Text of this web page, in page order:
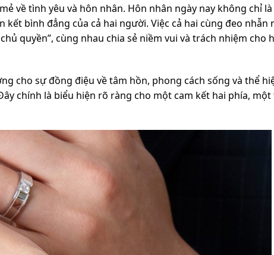
về tình yêu và hôn nhân. Hôn nhân ngày nay không chỉ
bình đẳng của cả hai người. Việc cả hai cùng đeo nhẫn
quyền”, cùng nhau chia sẻ niềm vui và trách nhiệm cho
cho sự đồng điệu về tâm hồn, phong cách sống và thể
chính là biểu hiện rõ ràng cho một cam kết hai phía, một